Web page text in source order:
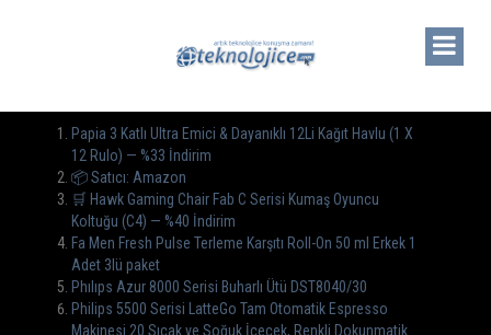
Papia 3 Katlı Ultra Emici & Dayanıklı 12Li Kağıt Havlu (1 X
12 Rulo) — %33 İndirim
📦 Satıcı: Amazon
🛒 Hawk Gaming Chair Fab C Serisi Kumaş Oyuncu
Koltuğu (C4) — %40 İndirim
Fa Men Fresh Pulse Terleme Karşıtı Roll-On 50 ml Erkek 1
Adet 3lü paket
Phılıps Azur 8000 Serisi Buharlı Ütü DST8040/30
Philips 5500 Serisi LatteGo Tam Otomatik Espresso
Makinesi 20 Sıcak ve Soğuk İçecek, Renkli Dokunmatik